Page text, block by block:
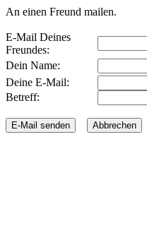
An einen Freund mailen.
E-Mail Deines
Freundes:
Dein Name:
Deine E-Mail:
Betreff: